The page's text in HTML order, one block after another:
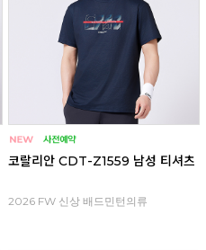
코랄리안 CDT-Z1559 남성 티셔츠
2026 FW 신상 배드민턴의류